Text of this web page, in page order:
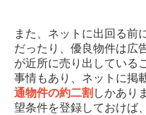
また、ネットに出回る前
だったり、優良物件は広
が近所に売り出している
事情もあり、ネットに掲
通物件の約二割 しかあり
望条件を登録しておけば